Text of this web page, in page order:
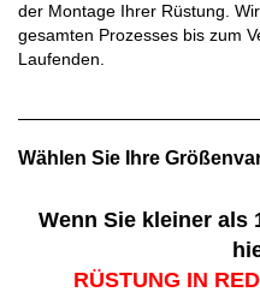
der Montage Ihrer Rüstung.
gesamten Prozesses bis zum
Laufenden.
Wählen Sie Ihre
Wenn Sie kleiner als
RÜSTUNG IN